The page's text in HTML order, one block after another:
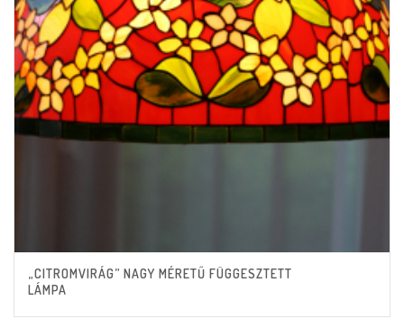
„CITROMVIRÁG” NAGY MÉRETŰ FÜGGESZTETT
LÁMPA